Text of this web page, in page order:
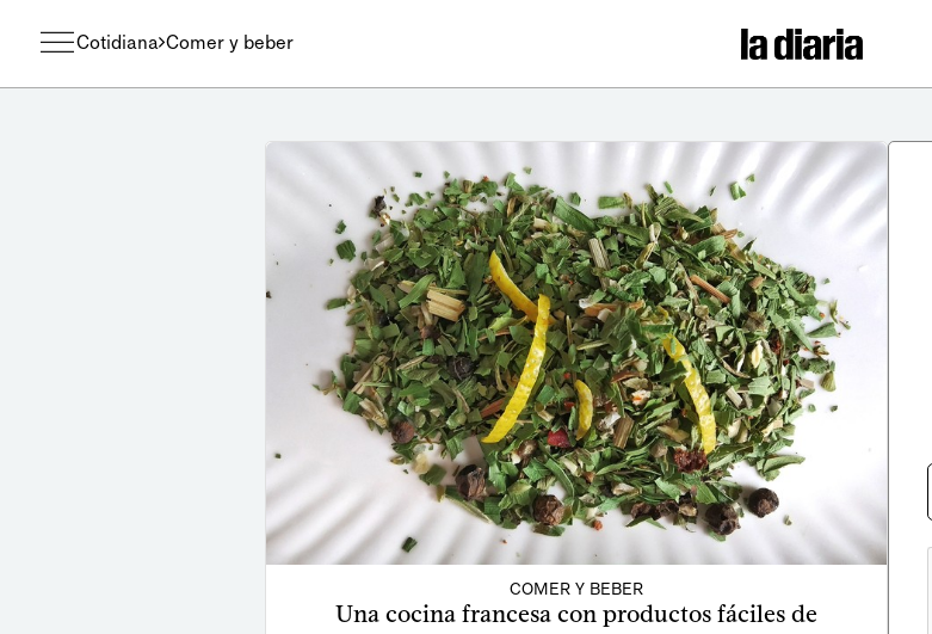
Cotidiana Comer y beber
COMER Y BEBER
Una cocina francesa con productos fáciles de